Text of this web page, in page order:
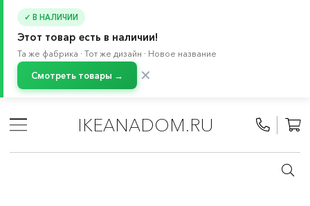
✓ В НАЛИЧИИ
Этот товар есть в наличии!
Та же фабрика · Тот же дизайн · Новое название
Смотреть товары → ✕
IKEANADOM.RU
Растения и цветы